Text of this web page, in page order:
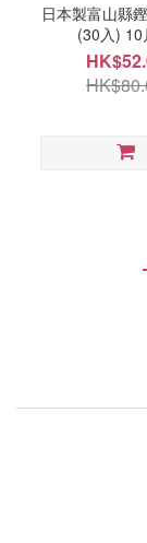
日本製富山縣
(30